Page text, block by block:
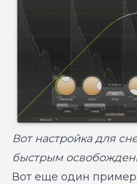
Вот настройка для
быстрым
Вот еще один